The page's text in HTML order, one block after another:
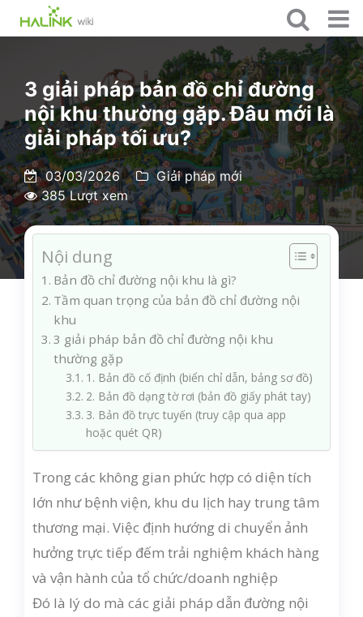
3 giải pháp bản đồ chỉ đường
nội khu thường gặp. Đâu mới là
giải pháp tối ưu?
03/03/2026
Giải pháp mới
385 Lượt xem
Nội dung
Bản đồ chỉ đường nội khu là gì?
Tầm quan trọng của bản đồ chỉ đường nội
khu
3 giải pháp bản đồ chỉ đường nội khu
thường gặp
1. Bản đồ cố định (biển chỉ dẫn, bảng sơ đồ)
2. Bản đồ dạng tờ rơi (bản đồ giấy phát tay)
3. Bản đồ trực tuyến (truy cập qua app
hoặc quét QR)
Trong các không gian phức hợp có diện tích
lớn như bệnh viện, khu du lịch hay trung tâm
thương mại. Việc định hướng di chuyển ảnh
hưởng trực tiếp đếm trải nghiệm khách hàng
và vận hành của tổ chức/doanh nghiệp
Đó là lý do mà các giải pháp dẫn đường nội